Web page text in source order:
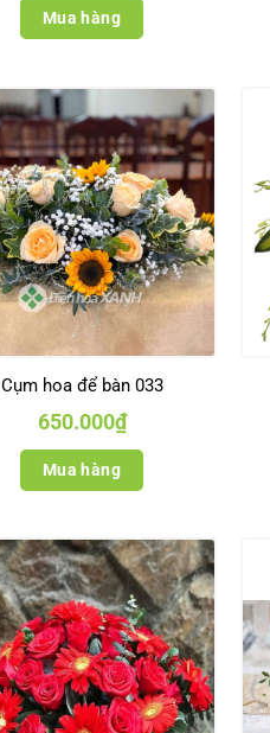
Mua hàng
Cụm hoa để bàn 033
650.000₫
Mua hàng